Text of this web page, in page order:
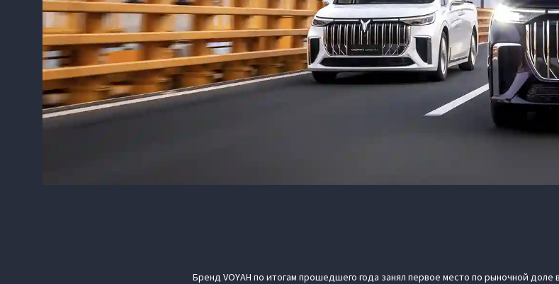
Бренд VOYAH по итогам прошедшего года занял первое место по рыночной доле